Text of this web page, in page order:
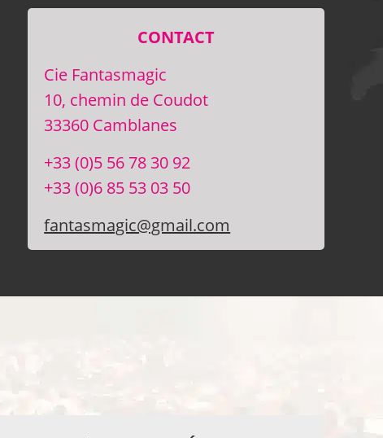
CONTACT
Cie Fantasmagic
10, chemin de Coudot
33360 Camblanes
+33 (0)5 56 78 30 92
+33 (0)6 85 53 03 50
fantasmagic@gmail.com